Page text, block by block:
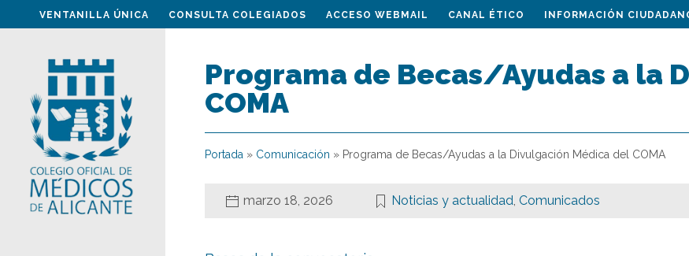
VENTANILLA ÚNICA CONSULTA COLEGIADOS ACCESO WEBMAIL CANAL ÉTICO INFORMACIÓN
Programa de Becas/Ayudas a la
COMA
Portada » Comunicación » Programa de Becas/Ayudas a la Divulgación Médica del COMA
marzo 18, 2026 Noticias y actualidad, Comunicados